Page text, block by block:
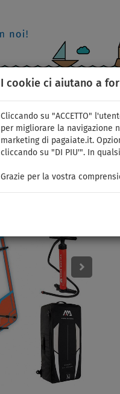
I cookie ci aiutano a
Cliccando su "ACCETTO"
per migliorare la navigazione
marketing di pagaiate.it.
cliccando su "DI PIU'". In
Grazie per la vostra